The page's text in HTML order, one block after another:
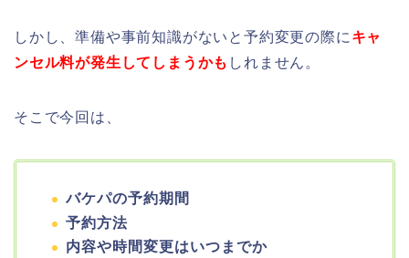
しかし、準備や事前知識がないと予約変更の際に キャ
ンセル料が発生してしまうかも しれません。
そこで今回は、
バケパの予約期間
予約方法
内容や時間変更はいつまでか